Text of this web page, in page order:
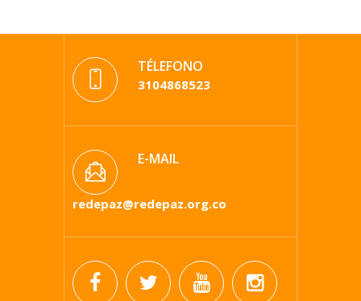
TÉLEFONO
3104868523
E-MAIL
redepaz@redepaz.org.co